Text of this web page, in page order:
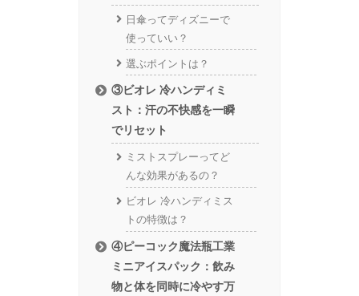
日傘ってディズニーで
使っていい？
選ぶポイントは？
③ビオレ 冷ハンディミ
スト：汗の不快感を一瞬
でリセット
ミストスプレーってど
んな効果があるの？
ビオレ 冷ハンディミス
トの特徴は？
④ピーコック魔法瓶工業
ミニアイスパック：飲み
物と体を同時に冷やす万